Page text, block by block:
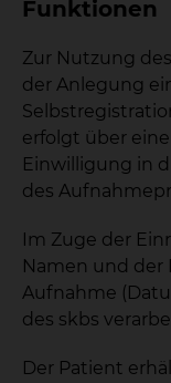
Funktionen
Zur Nutzung
der Anlegung
erfolgt über
Einwilligung in
des
Im Zuge der
Namen und der
Aufnahme
des skbs
Der Patient